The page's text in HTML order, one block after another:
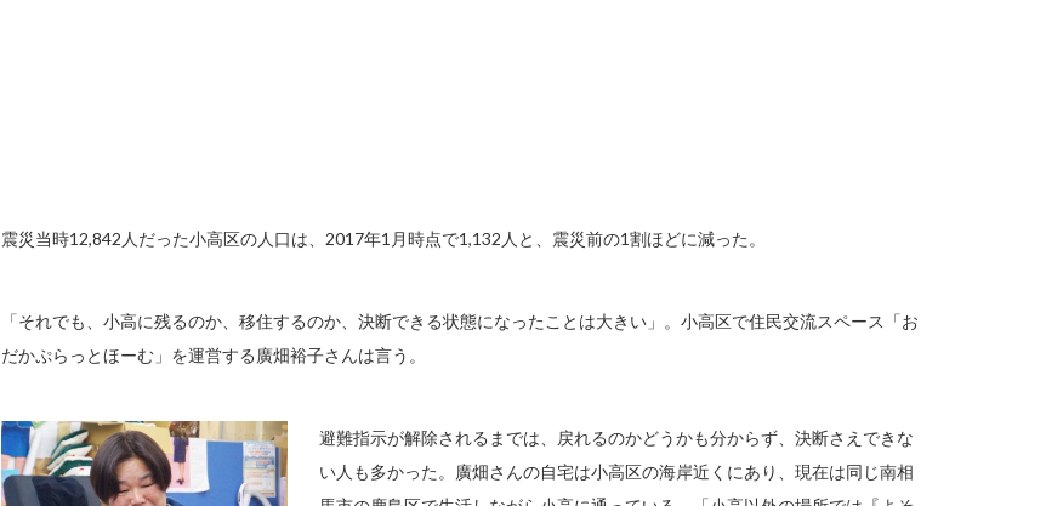
震災当時12,842人だった小高区の人口は、2017年1月時点で1,132人と、震災前の1割ほどに減った。
「それでも、小高に残るのか、移住するのか、決断できる状態になったことは大きい」。小高区で住民交流スペース「お
だかぷらっとほーむ」を運営する廣畑裕子さんは言う。
避難指示が解除されるまでは、戻れるのかどうかも分からず、決断さえできな
い人も多かった。廣畑さんの自宅は小高区の海岸近くにあり、現在は同じ南相